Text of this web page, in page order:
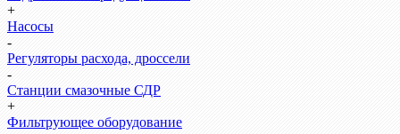
+
Насосы
-
Регуляторы расхода, дроссели
-
Станции смазочные СДР
+
Фильтрующее оборудование